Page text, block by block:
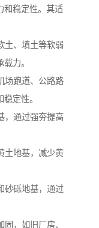
和稳定性。其适
土、填土等软弱
力。
场跑道、公路路
定性。
，通过强夯提高
土地基，减少黄
砂砾地基，通过
，如旧厂房、